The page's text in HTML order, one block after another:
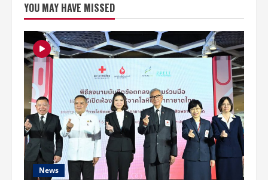
ทุก
เรื่อง
ร้อง-
ตลก-
เต้น
พร้อม
ผอง
เพื่อน
รัก
ล้น
เวที
ใน
โชว์
เดี่ยว
ครั้ง
แรก
OAT
PRAMOTE
SHOW
“The
Uncensored”
YOU MAY HAVE MISSED
News